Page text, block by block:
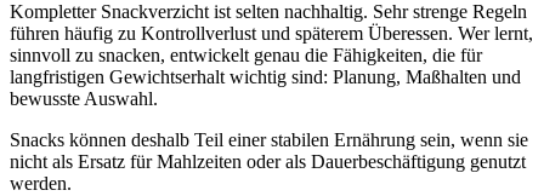
Kompletter Snackverzicht ist selten nachhaltig. Sehr strenge Regeln
führen häufig zu Kontrollverlust und späterem Überessen. Wer lernt,
sinnvoll zu snacken, entwickelt genau die Fähigkeiten, die für
langfristigen Gewichtserhalt wichtig sind: Planung, Maßhalten und
bewusste Auswahl.
Snacks können deshalb Teil einer stabilen Ernährung sein, wenn sie
nicht als Ersatz für Mahlzeiten oder als Dauerbeschäftigung genutzt
werden.